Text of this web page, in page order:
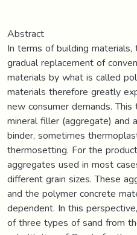
Abstract
In terms of building
gradual replacement of
materials by what is called
materials therefore greatly
new consumer demands.
mineral filler (aggregate) and
binder, sometimes
thermosetting. For the
aggregates used in most
different grain sizes. These
and the polymer concrete
dependent. In this
of three types of sand from